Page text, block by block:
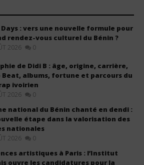
: vers une nouvelle formule pour
rendez-vous culturel du Bénin ?
2026 0
de Didi B : âge, origine, carrière,
Beat, albums, fortune et parcours du
ivoirien
2026 0
national du Bénin chanté en dendi :
étape dans la valorisation des
nationales
2026 0
artistiques à Paris : l’Institut
ouvre les candidatures pour la